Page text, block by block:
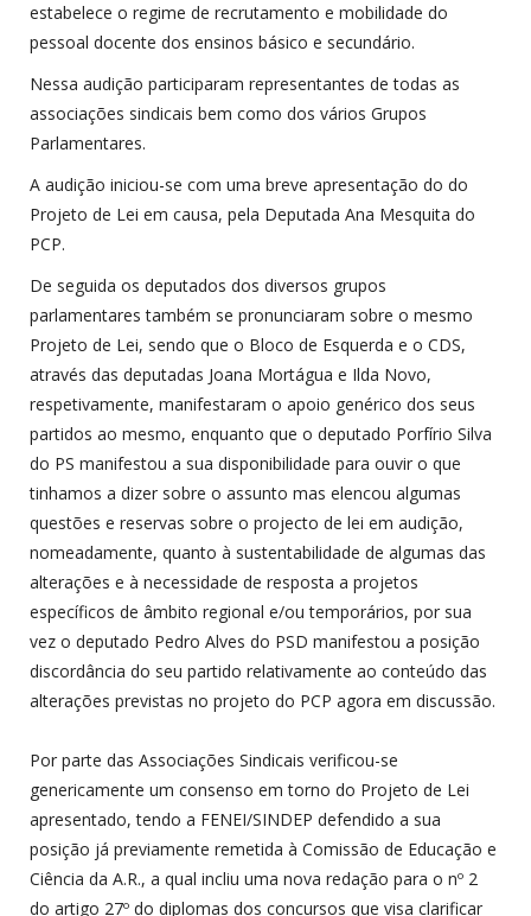
estabelece o regime de recrutamento e mobilidade do
pessoal docente dos ensinos básico e secundário.
Nessa audição participaram representantes de todas as
associações sindicais bem como dos vários Grupos
Parlamentares.
A audição iniciou-se com uma breve apresentação do do
Projeto de Lei em causa, pela Deputada Ana Mesquita do
PCP.
De seguida os deputados dos diversos grupos
parlamentares também se pronunciaram sobre o mesmo
Projeto de Lei, sendo que o Bloco de Esquerda e o CDS,
através das deputadas Joana Mortágua e Ilda Novo,
respetivamente, manifestaram o apoio genérico dos seus
partidos ao mesmo, enquanto que o deputado Porfírio Silva
do PS manifestou a sua disponibilidade para ouvir o que
tinhamos a dizer sobre o assunto mas elencou algumas
questões e reservas sobre o projecto de lei em audição,
nomeadamente, quanto à sustentabilidade de algumas das
alterações e à necessidade de resposta a projetos
específicos de âmbito regional e/ou temporários, por sua
vez o deputado Pedro Alves do PSD manifestou a posição
discordância do seu partido relativamente ao conteúdo das
alterações previstas no projeto do PCP agora em discussão.
Por parte das Associações Sindicais verificou-se
genericamente um consenso em torno do Projeto de Lei
apresentado, tendo a FENEI/SINDEP defendido a sua
posição já previamente remetida à Comissão de Educação e
Ciência da A.R., a qual incliu uma nova redação para o nº 2
do artigo 27º do diplomas dos concursos que visa clarificar